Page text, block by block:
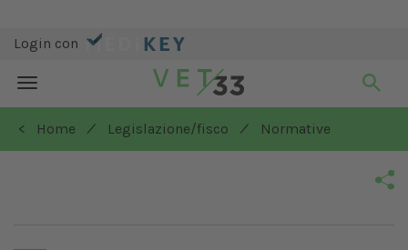
Login con
Toggle
navigation
< Home
/ Legislazione/fisco / Normative